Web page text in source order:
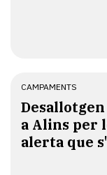
CAMPAMENTS
a Alins per
alerta que